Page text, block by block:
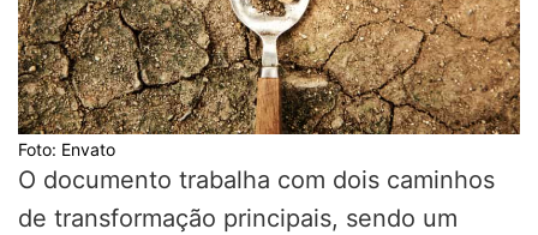
Foto: Envato
O documento trabalha com dois caminhos
de transformação principais, sendo um